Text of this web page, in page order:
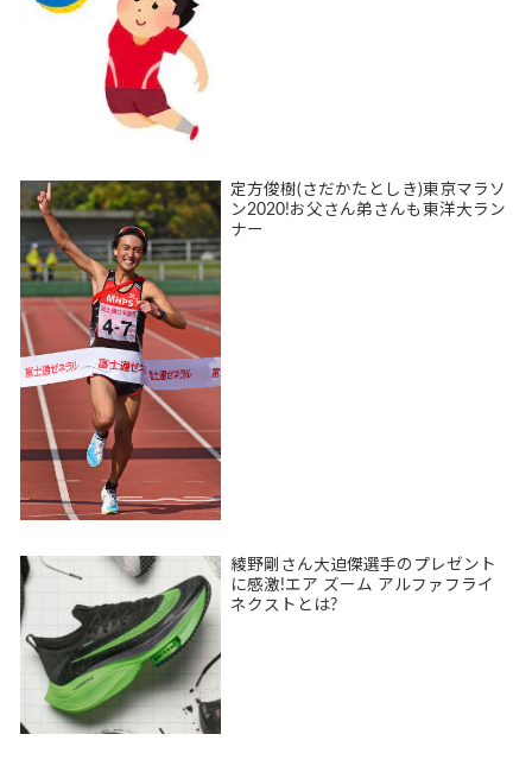
定方俊樹(さだかたとしき)東京マラソ
ン2020!お父さん弟さんも東洋大ラン
ナー
綾野剛さん大迫傑選手のプレゼント
に感激!エア ズーム アルファフライ
ネクストとは?